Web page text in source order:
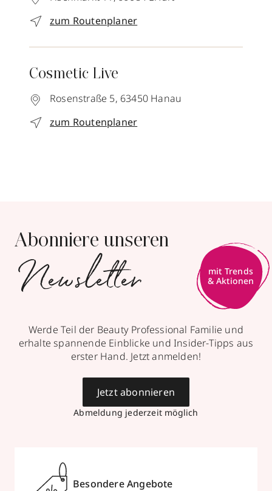
zum Routenplaner
Cosmetic Live
Rosenstraße 5, 63450 Hanau
zum Routenplaner
Abonniere unseren
Newsletter
mit Trends
& Aktionen
Werde Teil der Beauty Professional Familie und
erhalte spannende Einblicke und Insider-Tipps aus
erster Hand. Jetzt anmelden!
Abmeldung jederzeit möglich
Jetzt abonnieren
Besondere Angebote